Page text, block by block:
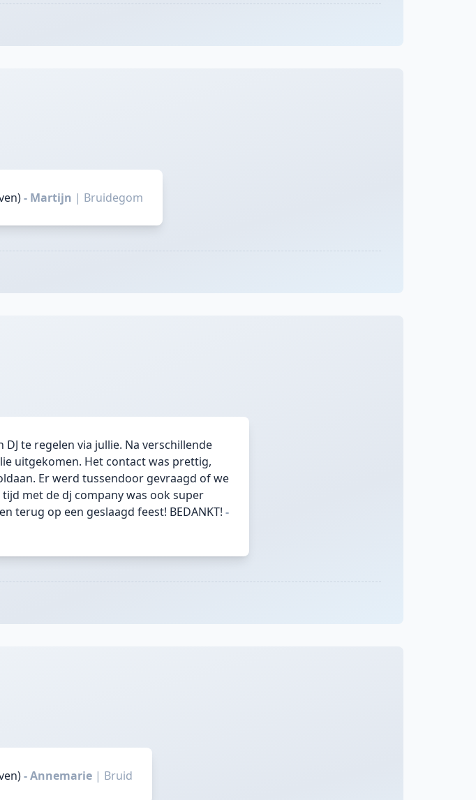
- Martijn | Bruidegom
te regelen via jullie. Na verschillende
uitgekomen. Het contact was prettig,
Er werd tussendoor gevraagd of we
met de dj company was ook super
terug op een geslaagd feest! BEDANKT! -
- Annemarie | Bruid